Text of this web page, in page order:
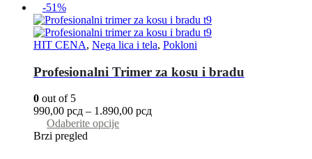
-51%
HIT CENA, Nega lica i tela, Pokloni
Profesionalni Trimer za kosu i bradu
0 out of 5
990,00 рсд – 1.890,00 рсд
Odaberite opcije
Brzi pregled